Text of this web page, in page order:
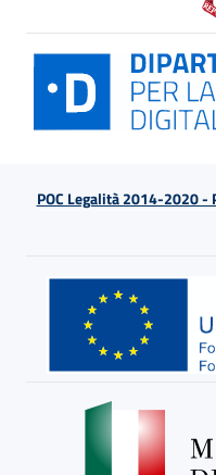
POC Legalità 2014-2020